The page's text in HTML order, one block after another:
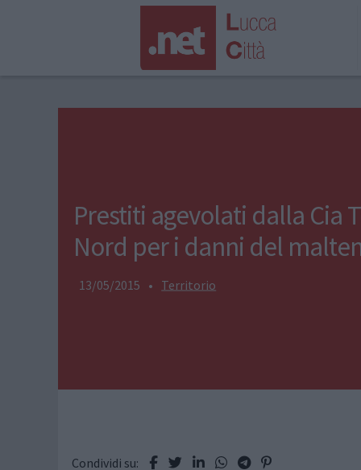
Prestiti agevolati dalla Cia
Nord per i danni del
13/05/2015 • Territorio
Condividi su: